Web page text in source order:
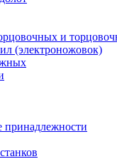
и
(электроножовок)
принадлежности